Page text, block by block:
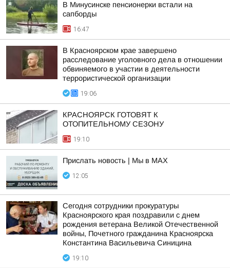
В Минусинске пенсионерки встали на
сапборды
16:47
В Красноярском крае завершено
расследование уголовного дела в отношении
обвиняемого в участии в деятельности
террористической организации
19:06
КРАСНОЯРСК ГОТОВЯТ К
ОТОПИТЕЛЬНОМУ СЕЗОНУ
19:10
Прислать новость | Мы в MAX
12:05
Сегодня сотрудники прокуратуры
Красноярского края поздравили с днем
рождения ветерана Великой Отечественной
войны, Почетного гражданина Красноярска
Константина Васильевича Синицина
19:10